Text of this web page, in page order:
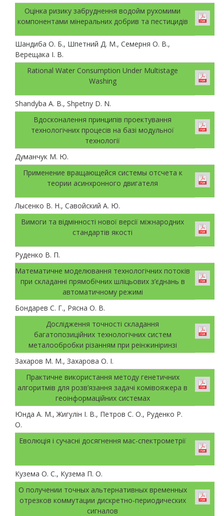
Оцінка ризику забруднення водойм рухомими
компонентами мінеральних добрив та пестицидів
Шандиба О. Б., Шпетний Д. М., Семерня О. В.,
Верещака І. В.
Rational Water Consumption Under Multistage
Washing
Shandyba A. B., Shpetny D. N.
Вдосконалення принципів проектування
технологічних процесів на базі модульної
технології
Думанчук М. Ю.
Применение вращающейся системы отсчета к
теории асинхронного двигателя
Лысенко В. Н., Савойский А. Ю.
Вимоги та відмінності нової версії міжнародних
стандартів якості
Руденко В. П.
Математичне моделювання технологічних потоків
при складанні прямобічних шліцьових з’єднань в
автоматичному режимі
Бондарев С. Г., Рясна О. В.
Дослідження точності складання
багатопозиційних технологічних систем
металообробки різанням при реінжиніринзі
Захаров М. М., Захарова О. І.
Практичне використання методу генетичних
алгоритмів для розв’язання задачі комівояжера в
геоінформаційних системах
Юнда А. М., Жигулін І. В., Петров С. О., Руденко Р.
О.
Еволюція і сучасні досягнення мас-спектрометрії
Кузема О. С., Кузема П. О.
О получении точных альтернативных временных
отрезков коммутации дискретно-периодических
сигналов